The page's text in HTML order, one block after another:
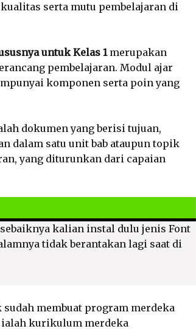
serta mutu pembelajaran di
untuk Kelas 1merupakan
pembelajaran. Modul ajar
komponen serta poin yang
dokumen yang berisi tujuan,
dalam satu unit bab ataupun topik
yang diturunkan dari capaian
kalian instal dulu jenis Font
tidak berantakan lagi saat di
membuat program merdeka
kurikulum merdeka